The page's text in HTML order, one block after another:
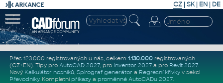
CZ | SK| EN | DE
Přes 123.000 registrovaných u nás, celkem 1.130.000registrovaných
(CZ+EN). Tipy pro AutoCAD 2027, pro Inventor 2027a pro Revit 2027.
Nový Kalkulátor nosníků, Spirograf generátor a Regresní křivkyv sekci
Převodníky. Kompletní příkazya proměnné AutoCADu 2027.